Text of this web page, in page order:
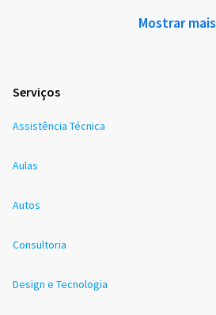
Mostrar mais
Serviços
Assistência Técnica
Aulas
Autos
Consultoria
Design e Tecnologia